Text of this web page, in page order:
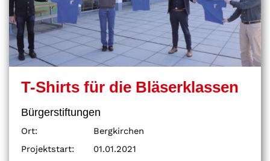
T-Shirts für die Bläserklassen
Bürgerstiftungen
Ort:
Bergkirchen
Projektstart:
01.01.2021